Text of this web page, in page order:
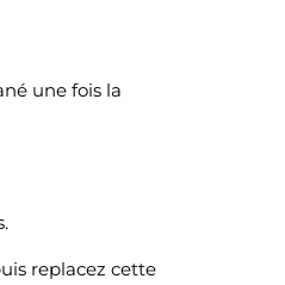
une fois la
replacez cette